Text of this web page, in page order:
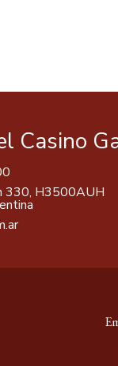
Casino
330, H3500AUH